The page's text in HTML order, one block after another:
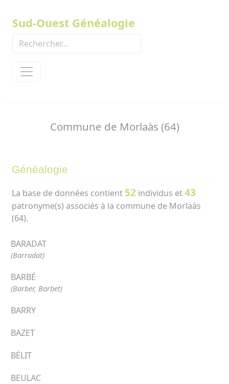
Sud-Ouest Généalogie
Commune de Morlaàs (64)
Généalogie
La base de données contient 52 individus et43
patronyme(s) associés à la commune de Morlaàs
(64).
BARADAT
(Barradat)
BARBÉ
(Barber, Barbet)
BARRY
BAZET
BÉLIT
BEULAC